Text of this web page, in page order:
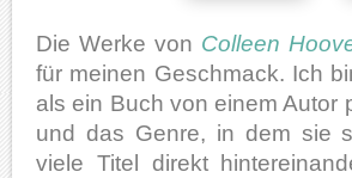
Die Werke von Colleen
für meinen Geschmack. Ich
als ein Buch von einem Autor
und das Genre, in dem sie
viele Titel direkt